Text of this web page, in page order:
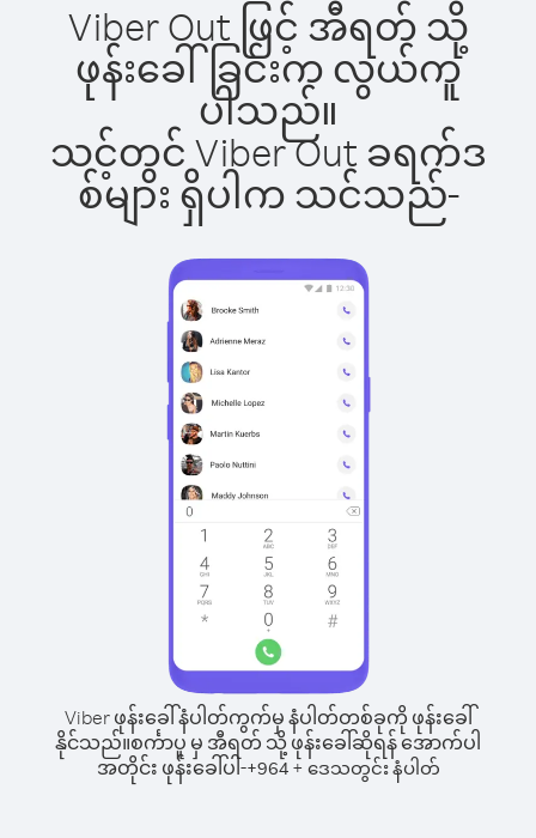
Viber Out ဖြင့် အီရတ် သို့
ဖုန်းခေါ်ခြင်းက လွယ်ကူ
ပါသည်။
သင့်တွင် Viber Out ခရက်ဒ
စ်များ ရှိပါက သင်သည်-
Viber ဖုန်းခေါ်နံပါတ်ကွက်မှ နံပါတ်တစ်ခုကို ဖုန်းခေါ်
နိုင်သည်။စင်္ကာပူ မှ အီရတ် သို့ ဖုန်းခေါ်ဆိုရန် အောက်ပါ
အတိုင်း ဖုန်းခေါ်ပါ-+964+ ဒေသတွင်း နံပါတ်